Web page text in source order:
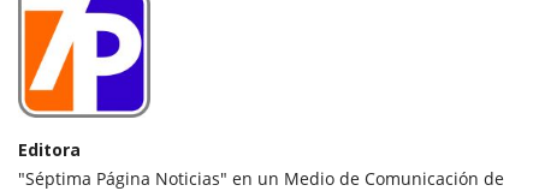
Editora
"Séptima Página Noticias" en un Medio de Comunicación de